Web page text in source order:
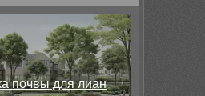
почвы для лиан